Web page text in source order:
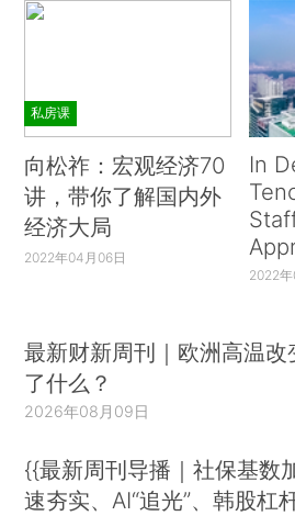
私房课
向松祚：宏观经济70
讲，带你了解国内外
经济大局
2022年04月06日
In
2022
最新财新周刊｜欧洲高温改
了什么？
2026年08月09日
{{最新周刊导播｜社保基数
速夯实、AI“追光”、韩股杠